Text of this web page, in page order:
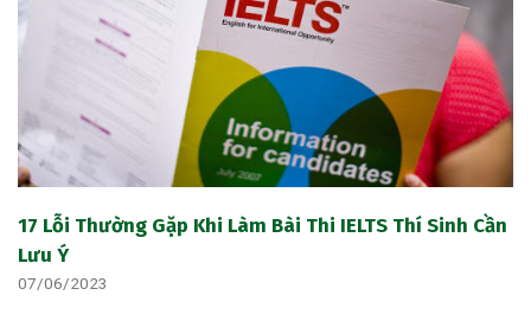
17 Lỗi Thường Gặp Khi Làm Bài Thi IELTS Thí Sinh Cần
Lưu Ý
07/06/2023